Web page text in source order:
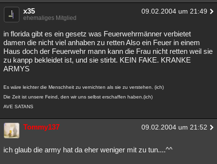
x35 09.02.2004 um 21:49
ehemaliges Mitglied
in florida gibt es ein gesetz was Feuerwehrmänner verbietet
damen die nicht viel anhaben zu retten Also ein Feuer in einem
Haus doch der Feuerwehr mann kann die Frau nicht retten weil sie
zu kanpp bekleidet ist, und sie stirbt. KEIN FAKE. KRANKE
ARMYS
Es wäre leichter die Menschheit zu vernichten als sie zu verstehen. (ich)
Die Zeit ist unsere Feind, den wir uns selbst erschaffen haben.(ich)
AVE SATANS
Tommy137 09.02.2004 um 21:52
ich glaub die army hat da eher weniger mit zu tun....^^